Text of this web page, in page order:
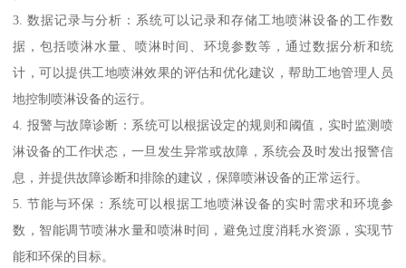
3. 数据记录与分析：系统可以记录和存储工地喷淋设备的工作数
据，包括喷淋水量、喷淋时间、环境参数等，通过数据分析和统
计，可以提供工地喷淋效果的评估和优化建议，帮助工地管理人员
地控制喷淋设备的运行。
4. 报警与故障诊断：系统可以根据设定的规则和阈值，实时监测喷
淋设备的工作状态，一旦发生异常或故障，系统会及时发出报警信
息，并提供故障诊断和排除的建议，保障喷淋设备的正常运行。
5. 节能与环保：系统可以根据工地喷淋设备的实时需求和环境参
数，智能调节喷淋水量和喷淋时间，避免过度消耗水资源，实现节
能和环保的目标。